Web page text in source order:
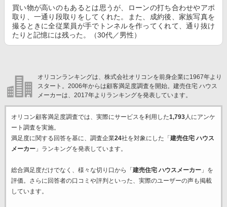
買い物が高いのもあるとは思うが、ローンの打ち合わせやアポ
取り、一通り段取りをしてくれた。また、成約後、家族写真を
撮るときに全従業員が手でトンネルを作ってくれて、通り抜け
たりと記憶には残った。（30代／男性）
オリコンランキングは、株式会社オリコンを前身企業に1967年より
スタート。2006年からは顧客満足度調査を開始。建売住宅 ハウス
メーカーは、2017年よりランキングを発表しています。
オリコン顧客満足度調査では、実際にサービスを利用した1,793人にアンケ
ート調査を実施。
満足度に関する回答を基に、調査企業24社を対象にした「 建売住宅 ハウス
メーカー」ランキングを発表しています。
総合満足度だけでなく、様々な切り口から「 建売住宅 ハウスメーカー」を
評価。さらに回答者の口コミや評判といった、実際のユーザーの声も掲載
しています。